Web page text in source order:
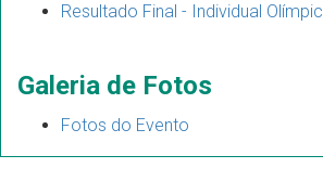
Resultado Final - Individual
Galeria de Fotos
Fotos do Evento